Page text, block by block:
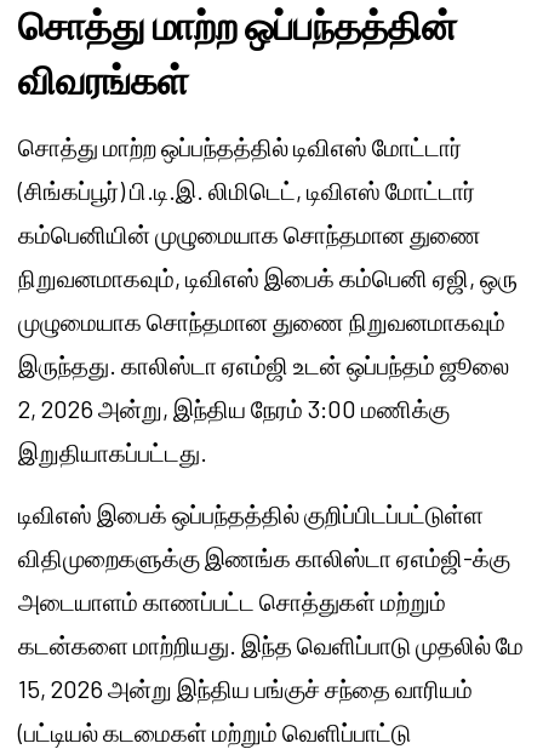
சொத்து மாற்ற ஒப்பந்தத்தின்
விவரங்கள்
சொத்து மாற்ற ஒப்பந்தத்தில் டிவிஎஸ் மோட்டார்
(சிங்கப்பூர்) பி.டி.இ. லிமிடெட், டிவிஎஸ் மோட்டார்
கம்பெனியின் முழுமையாக சொந்தமான துணை
நிறுவனமாகவும், டிவிஎஸ் இபைக் கம்பெனி ஏஜி, ஒரு
முழுமையாக சொந்தமான துணை நிறுவனமாகவும்
இருந்தது. காலிஸ்டா ஏஎம்ஜி உடன் ஒப்பந்தம் ஜூலை
2, 2026 அன்று, இந்திய நேரம் 3:00 மணிக்கு
இறுதியாகப்பட்டது.
டிவிஎஸ் இபைக் ஒப்பந்தத்தில் குறிப்பிடப்பட்டுள்ள
விதிமுறைகளுக்கு இணங்க காலிஸ்டா ஏஎம்ஜி-க்கு
அடையாளம் காணப்பட்ட சொத்துகள் மற்றும்
கடன்களை மாற்றியது. இந்த வெளிப்பாடு முதலில் மே
15, 2026 அன்று இந்திய பங்குச் சந்தை வாரியம்
(பட்டியல் கடமைகள் மற்றும் வெளிப்பாட்டு